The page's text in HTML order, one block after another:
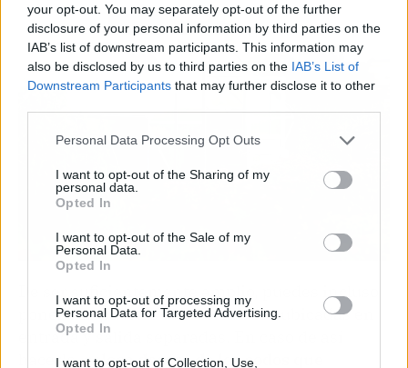
your opt-out. You may separately opt-out of the further
disclosure of your personal information by third parties on the
IAB’s list of downstream participants. This information may
also be disclosed by us to third parties on the IAB’s List of
Downstream Participants that may further disclose it to other
Personal Data Processing Opt Outs
I want to opt-out of the Sharing of my
personal data.
Opted In
I want to opt-out of the Sale of my
Personal Data.
Opted In
I want to opt-out of processing my
Personal Data for Targeted Advertising.
Opted In
I want to opt-out of Collection, Use,
De ser suficientemente amplio, puedes incluso
poner dos puertas al invernadero ubicadas en
entrada y salida separadas. En caso de así
hacerlo,coloca dentro de los codos que